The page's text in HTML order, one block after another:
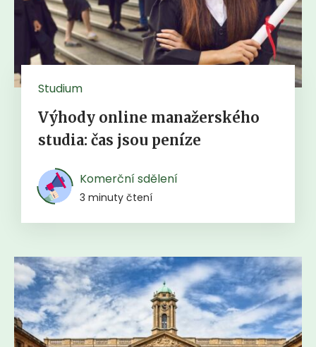
Studium
Výhody online manažerského
studia: čas jsou peníze
Komerční sdělení
3 minuty čtení